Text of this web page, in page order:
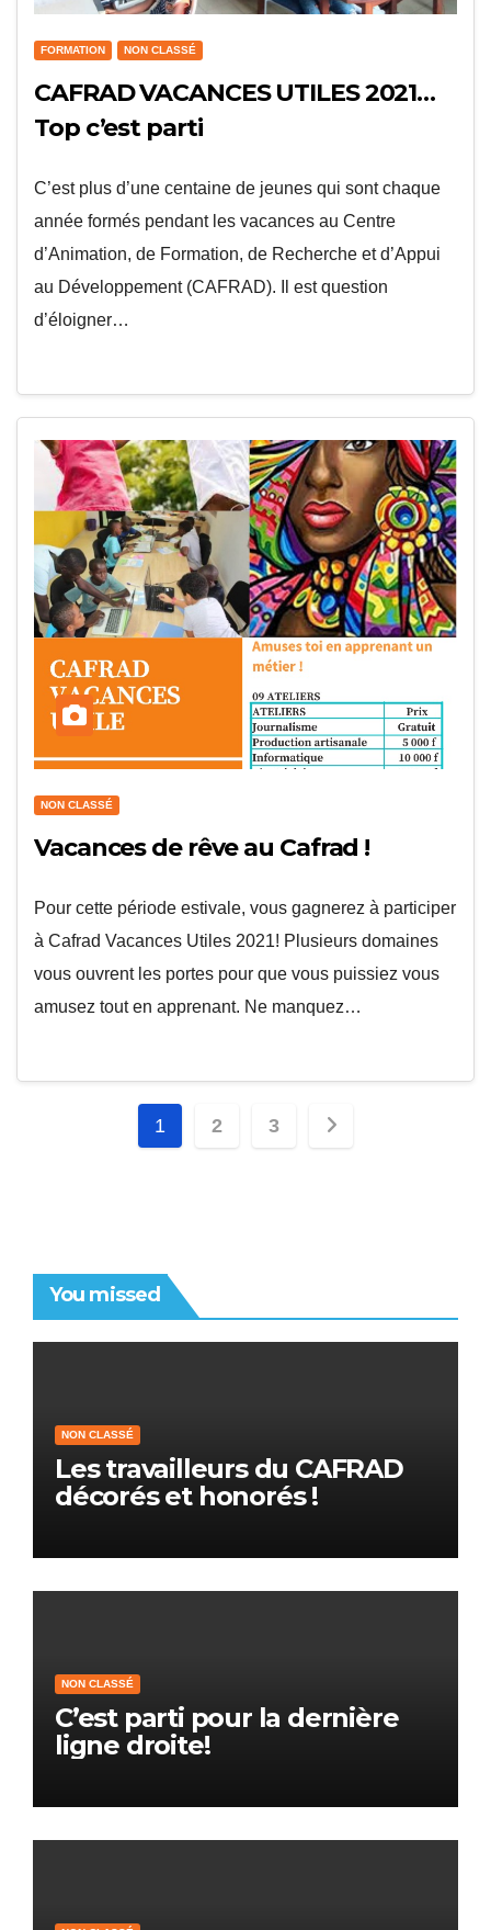
FORMATION NON CLASSÉ
CAFRAD VACANCES UTILES 2021…
Top c’est parti
C’est plus d’une centaine de jeunes qui sont chaque
année formés pendant les vacances au Centre
d’Animation, de Formation, de Recherche et d’Appui
au Développement (CAFRAD). Il est question
d’éloigner…
NON CLASSÉ
Vacances de rêve au Cafrad !
Pour cette période estivale, vous gagnerez à participer
à Cafrad Vacances Utiles 2021! Plusieurs domaines
vous ouvrent les portes pour que vous puissiez vous
amusez tout en apprenant. Ne manquez…
Pagination
1 2 3
You missed
NON CLASSÉ
Les travailleurs du CAFRAD
décorés et honorés !
NON CLASSÉ
C’est parti pour la dernière
ligne droite!